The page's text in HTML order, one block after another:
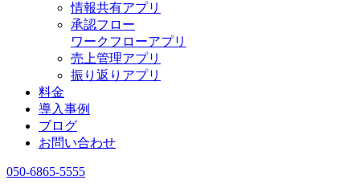
情報共有アプリ
承認フロー
ワークフローアプリ
売上管理アプリ
振り返りアプリ
料金
導入事例
ブログ
お問い合わせ
050-6865-5555